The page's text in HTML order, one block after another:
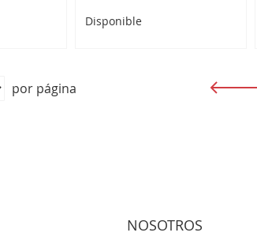
Disponible
Página
Página
Anterior
por página
NOSOTROS